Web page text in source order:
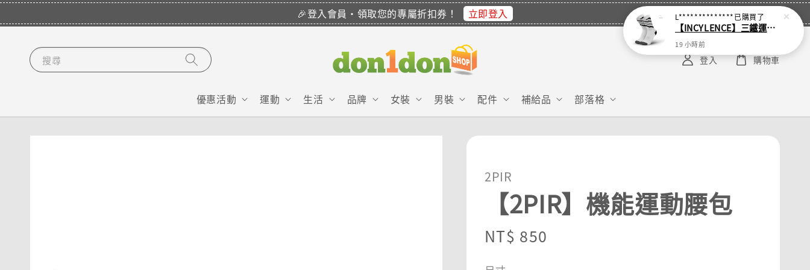
🎉登入會員・領取您的專屬折扣券！ 立即登入
搜尋
優惠活動 運動 生活 品牌 女裝 男裝 配件 補給品 部落格
登入 購物車
2PIR
【2PIR】機能運動腰包
Regular
NT$ 850
L**************已購買了
【INCYLENCE】三鐵運動機能襪 Waves White
19 小時前